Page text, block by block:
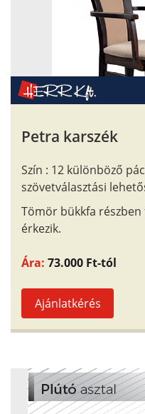
Petra karszék
Szín : 12 különböző
szövetválasztási
Tömör bükkfa
érkezik.
Ára: 73.000 Ft-tól
Ajánlatkérés